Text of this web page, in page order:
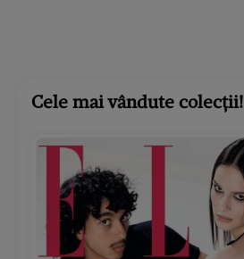
Cele mai vândute colecții!